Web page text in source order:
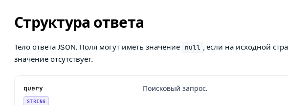
Структура ответа
Тело ответа JSON. Поля могут иметь значение null , если на исходной
значение отсутствует.
query
STRING
Поисковый запрос.